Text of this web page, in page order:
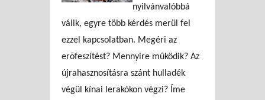
nyilvánvalóbbá
válik, egyre több kérdés merül fel
ezzel kapcsolatban. Megéri az
erõfeszítést? Mennyire mûködik? Az
újrahasznosításra szánt hulladék
végül kínai lerakókon végzi? Íme